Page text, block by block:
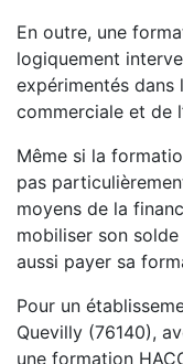
En outre, une
logiquement
expérimentés dans
commerciale et de
Même si la
pas
moyens de la
mobiliser son
aussi payer sa
Pour un
Quevilly (76140),
une formation